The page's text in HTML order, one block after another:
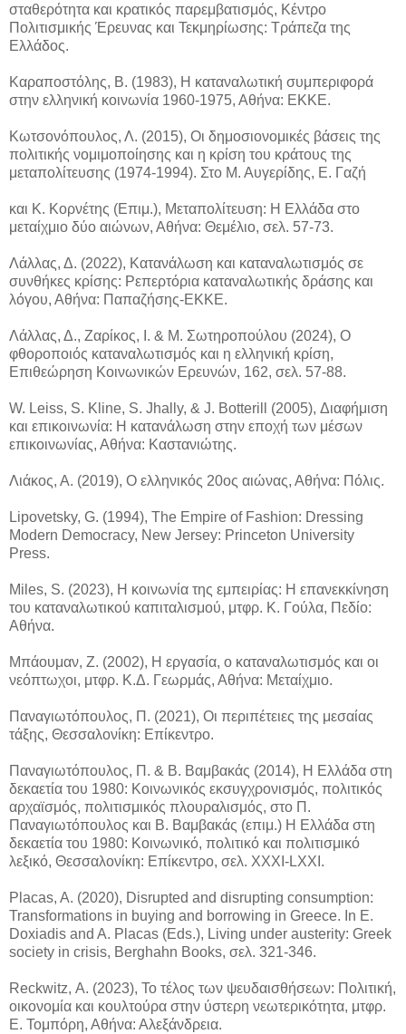
σταθερότητα και κρατικός παρεμβατισμός, Κέντρο
Πολιτισμικής Έρευνας και Τεκμηρίωσης: Τράπεζα της
Ελλάδος.
Καραποστόλης, Β. (1983), Η καταναλωτική συμπεριφορά
στην ελληνική κοινωνία 1960-1975, Αθήνα: ΕΚΚΕ.
Κωτσονόπουλος, Λ. (2015), Οι δημοσιονομικές βάσεις της
πολιτικής νομιμοποίησης και η κρίση του κράτους της
μεταπολίτευσης (1974-1994). Στο Μ. Αυγερίδης, Ε. Γαζή
και Κ. Κορνέτης (Επιμ.), Μεταπολίτευση: Η Ελλάδα στο
μεταίχμιο δύο αιώνων, Αθήνα: Θεμέλιο, σελ. 57-73.
Λάλλας, Δ. (2022), Κατανάλωση και καταναλωτισμός σε
συνθήκες κρίσης: Ρεπερτόρια καταναλωτικής δράσης και
λόγου, Αθήνα: Παπαζήσης-ΕΚΚΕ.
Λάλλας, Δ., Ζαρίκος, Ι. & Μ. Σωτηροπούλου (2024), Ο
φθοροποιός καταναλωτισμός και η ελληνική κρίση,
Επιθεώρηση Κοινωνικών Ερευνών, 162, σελ. 57-88.
W. Leiss, S. Kline, S. Jhally, & J. Botterill (2005), Διαφήμιση
και επικοινωνία: Η κατανάλωση στην εποχή των μέσων
επικοινωνίας, Αθήνα: Καστανιώτης.
Λιάκος, Α. (2019), Ο ελληνικός 20ος αιώνας, Αθήνα: Πόλις.
Lipovetsky, G. (1994), The Empire of Fashion: Dressing
Modern Democracy, New Jersey: Princeton University
Press.
Miles, S. (2023), Η κοινωνία της εμπειρίας: Η επανεκκίνηση
του καταναλωτικού καπιταλισμού, μτφρ. Κ. Γούλα, Πεδίο:
Αθήνα.
Μπάουμαν, Ζ. (2002), Η εργασία, ο καταναλωτισμός και οι
νεόπτωχοι, μτφρ. Κ.Δ. Γεωρμάς, Αθήνα: Μεταίχμιο.
Παναγιωτόπουλος, Π. (2021), Οι περιπέτειες της μεσαίας
τάξης, Θεσσαλονίκη: Επίκεντρο.
Παναγιωτόπουλος, Π. & Β. Βαμβακάς (2014), Η Ελλάδα στη
δεκαετία του 1980: Κοινωνικός εκσυγχρονισμός, πολιτικός
αρχαϊσμός, πολιτισμικός πλουραλισμός, στο Π.
Παναγιωτόπουλος και Β. Βαμβακάς (επιμ.) Η Ελλάδα στη
δεκαετία του 1980: Κοινωνικό, πολιτικό και πολιτισμικό
λεξικό, Θεσσαλονίκη: Επίκεντρο, σελ. XXXI-LXXI.
Placas, A. (2020), Disrupted and disrupting consumption:
Transformations in buying and borrowing in Greece. In E.
Doxiadis and A. Placas (Eds.), Living under austerity: Greek
society in crisis, Berghahn Books, σελ. 321-346.
Reckwitz, Α. (2023), Το τέλος των ψευδαισθήσεων: Πολιτική,
οικονομία και κουλτούρα στην ύστερη νεωτερικότητα, μτφρ.
Ε. Τομπόρη, Αθήνα: Αλεξάνδρεια.